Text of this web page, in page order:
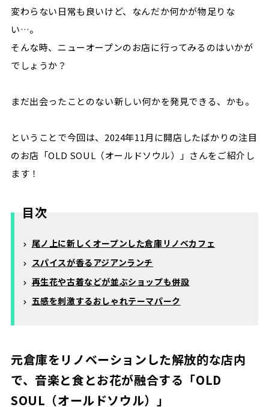
変わらない日常も良いけど、なんだか何かが物足りな
い…。
そんな時、ニューオープンのお店に行ってみるのはいかが
でしょうか？
まだ出会ったことのない新しい何かを発見できる、かも。
ということで今回は、2024年11月に開店したばかりの注目
のお店「OLD SOUL（オールドソウル）」さんをご紹介し
ます！
目次
尾ノ上に新しくオープンした倉庫リノベカフェ
スパイスが香るアジアンランチ
再生花や古着などが並ぶショップも併設
五感を刺激するおしゃれテーマパーク
元倉庫をリノベーションした解放的な店内
で、音楽と食とお花が融合する「OLD
SOUL（オールドソウル）」